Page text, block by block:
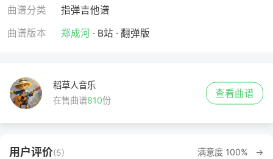
曲谱分类
指弹吉他谱
曲谱版本
郑成河 · B站 · 翻弹版
稻草人音乐
在售曲谱810份
查看曲谱
满意度 100% →
用户评价(5)